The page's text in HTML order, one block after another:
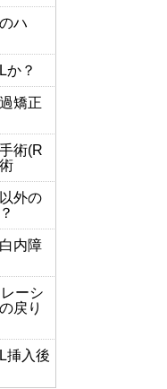
ハ
か？
矯正
術(R
外の
内障
ーシ
戻り
挿入後